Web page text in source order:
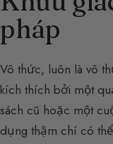
pháp
Vô thức, luôn là vô
kích thích bởi một
sách cũ hoặc một
dụng thậm chí có